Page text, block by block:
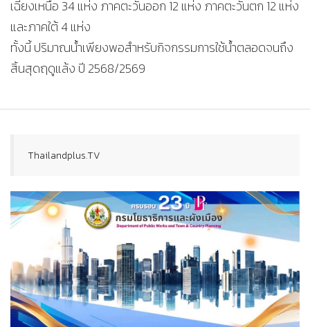
เฉียงเหนือ 34 แห่ง ภาคตะวันออก 12 แห่ง ภาคตะวันตก 12 แห่ง
และภาคใต้ 4 แห่ง
ทั้งนี้ ปริมาณน้ำเพียงพอสำหรับกิจกรรมการใช้น้ำตลอดจนถึง
สิ้นสุดฤดูแล้ง ปี 2568/2569
Thailandplus.TV